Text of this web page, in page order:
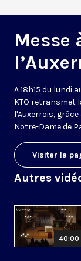
Messe
A 18h15 du lundi
KTO retransmet
l'Auxerrois,
Notre-Dame de
Visiter la
Autres
40:00